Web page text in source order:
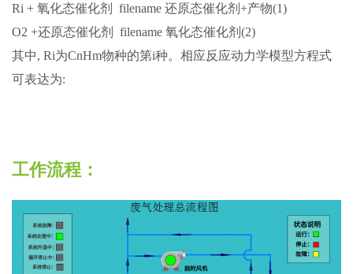
Ri + 氧化态催化剂 filename 还原态催化剂+产物(1)
O2 +还原态催化剂 filename 氧化态催化剂(2)
其中, Ri为CnHm物种的第i种。相应反应动力学模型方程式
可表达为:
工作流程：